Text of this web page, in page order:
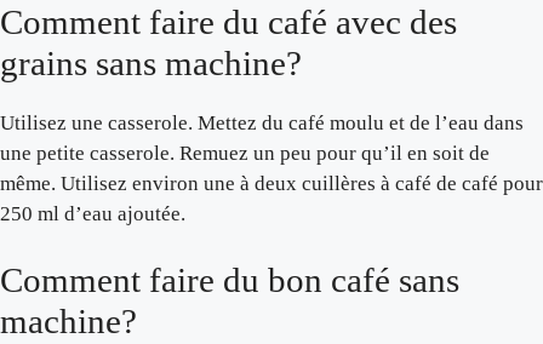
Comment faire du café avec des
grains sans machine?
Utilisez une casserole. Mettez du café moulu et de l’eau dans
une petite casserole. Remuez un peu pour qu’il en soit de
même. Utilisez environ une à deux cuillères à café de café pour
250 ml d’eau ajoutée.
Comment faire du bon café sans
machine?